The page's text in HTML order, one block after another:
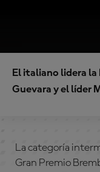
El italiano lidera
Guevara y el líder
La categoría
Gran Premio